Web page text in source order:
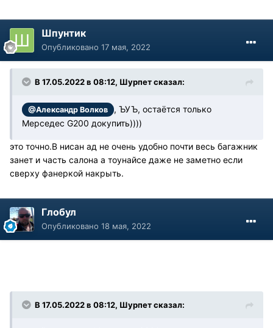
Шпунтик
Опубликовано 17 мая, 2022
В 17.05.2022 в 08:12, Шурпет сказал:
@Александр Волков
, ЪУЪ, остаётся только
Мерседес G200 докупить))))
это точно.В нисан ад не очень удобно почти весь багажник
занет и часть салона а тоунайсе даже не заметно если
сверху фанеркой накрыть.
Глобул
Опубликовано 18 мая, 2022
В 17.05.2022 в 08:12, Шурпет сказал: